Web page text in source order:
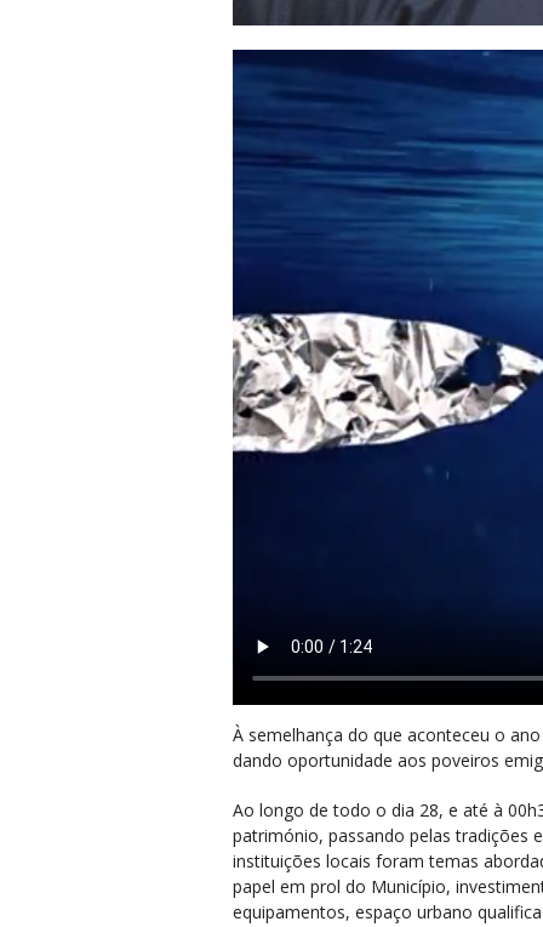
À semelhança do que aconteceu o
dando oportunidade aos poveiros
Ao longo de todo o dia 28, e até à
património, passando pelas tradições
instituições locais foram temas
papel em prol do Município,
equipamentos, espaço urbano